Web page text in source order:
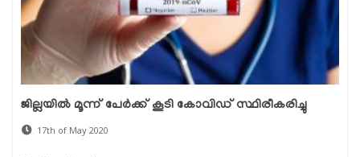
ജില്ലയില്‍ മൂന്ന് പേര്‍ക്ക് കൂടി കോവിഡ് സ്ഥിരീകരിച്ചു
17th of May 2020